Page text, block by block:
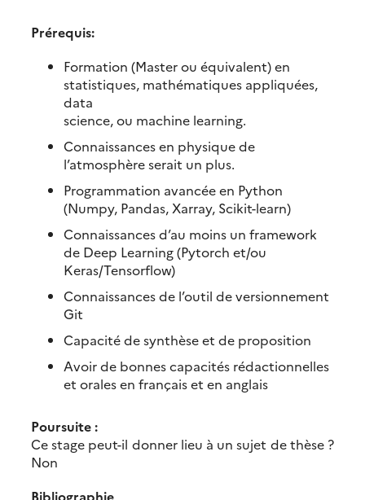
Prérequis:
Formation (Master ou équivalent) en
statistiques, mathématiques appliquées,
data
science, ou machine learning.
Connaissances en physique de
l’atmosphère serait un plus.
Programmation avancée en Python
(Numpy, Pandas, Xarray, Scikit-learn)
Connaissances d’au moins un framework
de Deep Learning (Pytorch et/ou
Keras/Tensorflow)
Connaissances de l’outil de versionnement
Git
Capacité de synthèse et de proposition
Avoir de bonnes capacités rédactionnelles
et orales en français et en anglais
Poursuite :
Ce stage peut-il donner lieu à un sujet de thèse ?
Non
Bibliographie